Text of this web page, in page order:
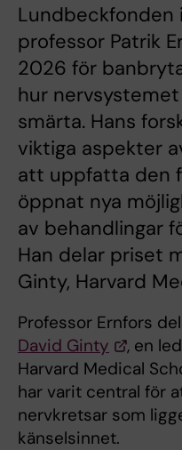
Lundbeckfonden
professor Patrik
2026 för
hur
smärta. Hans
viktiga aspekter
att uppfatta den
öppnat nya
av behandlingar
Han delar priset
Ginty, Harvard
Professor Ernfors
David Ginty
, en
Harvard Medical
har varit central för
nervkretsar som
känselsinnet.